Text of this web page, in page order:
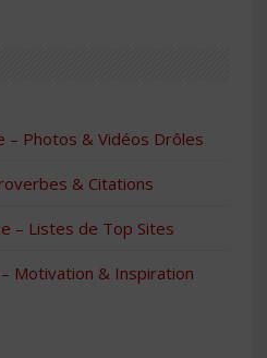
– Photos & Vidéos Drôles
& Citations
– Listes de Top Sites
Motivation & Inspiration